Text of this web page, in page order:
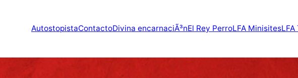
AutostopistaContactoDivina encarnaciÃ³nEl Rey PerroLFA MinisitesLFA